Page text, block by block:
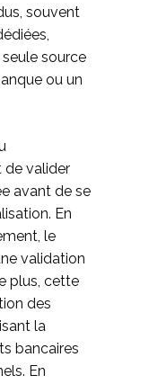
souvent
source
ou un
de valider
avant de se
En
le
validation
plus, cette
des
la
bancaires
En